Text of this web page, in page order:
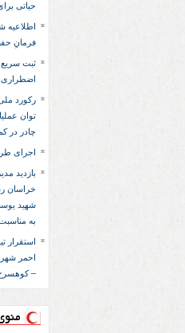
حیاتی
فرمانِ
ثبت سریع‌
رکورد
چادر در کمتر از ۲
اجرای
بازدید
خراسان
شهید
به
استقرار
احمر
–